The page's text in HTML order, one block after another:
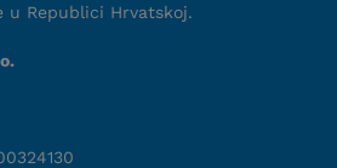
u Republici Hrvatskoj.